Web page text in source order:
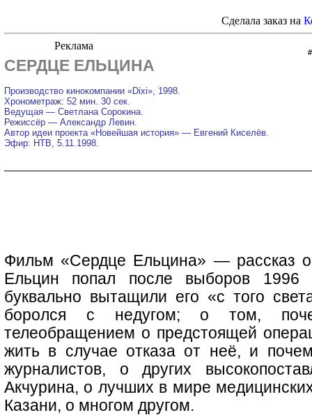
Сделала заказ на
СЕРДЦЕ ЕЛЬЦИНА
Производство кинокомпании «Dixi», 1998.
Хронометраж: 52 мин. 30 сек.
Ведущая — Светлана Сорокина.
Режиссёр — Александр Левин.
Автор идеи проекта «Новейшая история» — Евгений Киселёв.
Эфир: НТВ, 5.11.1998.
Фильм «Сердце Ельцина» — рассказ
Ельцин попал после выборов 1996
буквально вытащили его «с того
боролся с недугом; о том,
телеобращением о предстоящей
жить в случае отказа от неё, и
журналистов, о других
Акчурина, о лучших в мире
Казани, о многом другом.